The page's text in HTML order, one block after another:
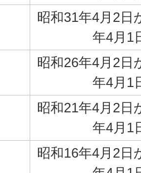
昭和31年4月2日
年4月1
昭和26年4月2日
年4月1
昭和21年4月2日
年4月1
昭和16年4月2日